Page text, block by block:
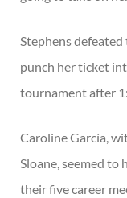
Stephens
punch her ticket
tournament after
Caroline García,
Sloane, seemed
their five career